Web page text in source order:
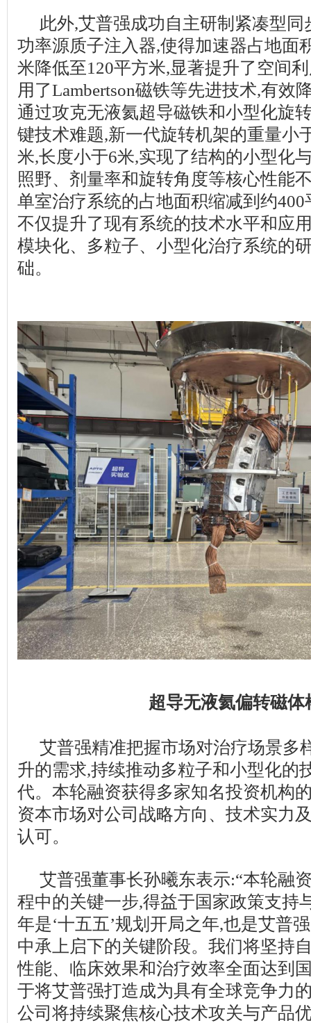
此外,艾普强成功自主研制紧凑型
功率源质子注入器,使得加速器占地面
米降低至120平方米,显著提升了空间
用了Lambertson磁铁等先进技术,有效
通过攻克无液氦超导磁铁和小型化旋
键技术难题,新一代旋转机架的重量小
米,长度小于6米,实现了结构的小型化
照野、剂量率和旋转角度等核心性能
单室治疗系统的占地面积缩减到约
不仅提升了现有系统的技术水平和应
模块化、多粒子、小型化治疗系统的
础。
超导无液氦偏转磁体
艾普强精准把握市场对治疗场景多
升的需求,持续推动多粒子和小型化的
代。本轮融资获得多家知名投资机构
资本市场对公司战略方向、技术实力
认可。
艾普强董事长孙曦东表示:“本轮融
程中的关键一步,得益于国家政策支持
年是‘十五五’规划开局之年,也是艾普
中承上启下的关键阶段。我们将坚持
性能、临床效果和治疗效率全面达到
于将艾普强打造成为具有全球竞争力
公司将持续聚焦核心技术攻关与产品